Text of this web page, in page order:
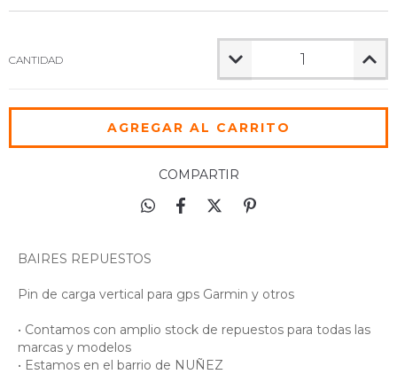
CANTIDAD
COMPARTIR
BAIRES REPUESTOS
Pin de carga vertical para gps Garmin y otros
• Contamos con amplio stock de repuestos para todas las
marcas y modelos
• Estamos en el barrio de NUÑEZ